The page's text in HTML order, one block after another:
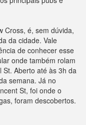
Cross, é, sem dúvida,
da cidade. Vale
de conhecer esse
onde também rolam
St. Aberto até às 3h da
semana. Já no
St, foi onde o
foram descobertos.